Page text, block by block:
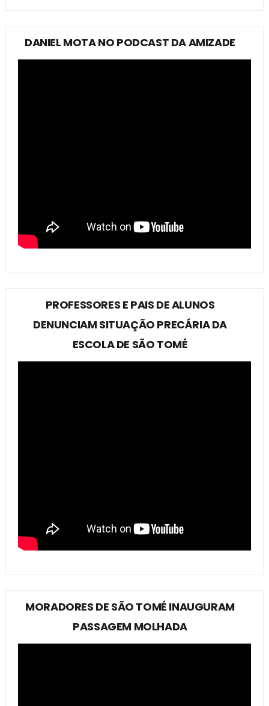
DANIEL MOTA NO PODCAST DA AMIZADE
PROFESSORES E PAIS DE ALUNOS
DENUNCIAM SITUAÇÃO PRECÁRIA DA
ESCOLA DE SÃO TOMÉ
MORADORES DE SÃO TOMÉ INAUGURAM
PASSAGEM MOLHADA